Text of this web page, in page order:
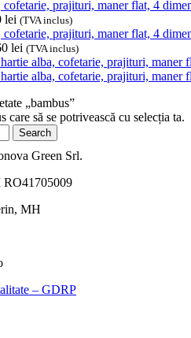
lei (TVA inclus)
lei (TVA inclus)
alba, cofetarie, prajituri,
alba, cofetarie, prajituri,
„bambus”
să se potrivească cu selecția ta.
Search
Green Srl.
MH
– GDRP